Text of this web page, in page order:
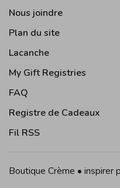
Nous joindre
Plan du site
Lacanche
My Gift Registries
FAQ
Registre de Cadeaux
Fil RSS
Boutique Crème • inspirer